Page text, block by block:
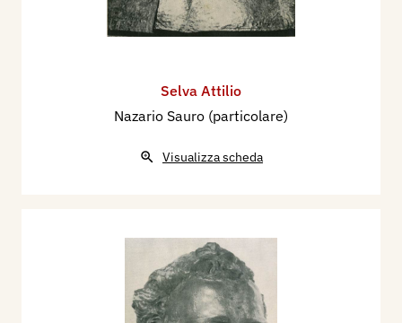
Selva Attilio
Nazario Sauro (particolare)
Visualizza scheda